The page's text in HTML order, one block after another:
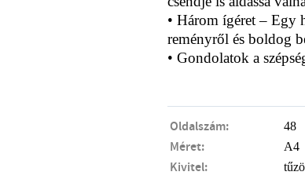
• Három ígéret – Egy
reményről és boldog
• Gondolatok a
Oldalszám: 48
Méret: A4
Kivitel: